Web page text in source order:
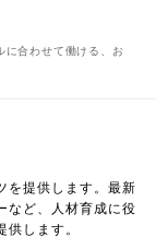
に合わせて働ける、お
を提供します。最新
など、人材育成に役
します。